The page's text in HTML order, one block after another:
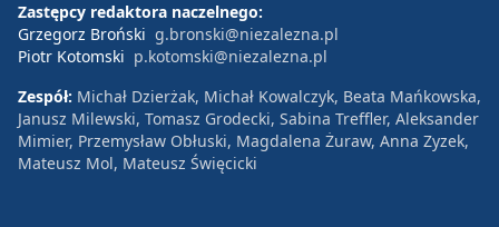
Zastępcy redaktora naczelnego:
Grzegorz Broński g.bronski@niezalezna.pl
Piotr Kotomski p.kotomski@niezalezna.pl
Zespół: Michał Dzierżak, Michał Kowalczyk, Beata Mańkowska,
Janusz Milewski, Tomasz Grodecki, Sabina Treffler, Aleksander
Mimier, Przemysław Obłuski, Magdalena Żuraw, Anna Zyzek,
Mateusz Mol, Mateusz Święcicki